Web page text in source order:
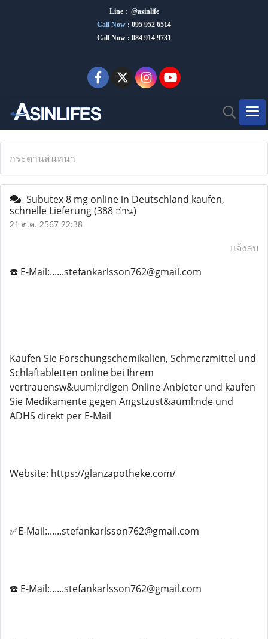
Line : @asinlife
Call Now : 095 952 6514
Call Now : 084 914 9731
กระดานสนทนา
Subutex 8 mg online in Deutschland kaufen,
schnelle Lieferung(388 อ่าน)
21 ต.ค. 2567 22:38
แจ้งลบ
☎️ E-Mail:......stefankarlsson762@gmail.com
Kaufen Sie Forschungschemikalien, Schmerzmittel und
Schlaftabletten online bei Ihrem
vertrauensw&uuml;rdigen Online-Anbieter und kaufen
Sie Medikamente gegen Angstzust&auml;nde und
ADHS direkt per E-Mail
Website: https://glanzapotheke.com/
✅E-Mail:......stefankarlsson762@gmail.com
☎️ E-Mail:......stefankarlsson762@gmail.com